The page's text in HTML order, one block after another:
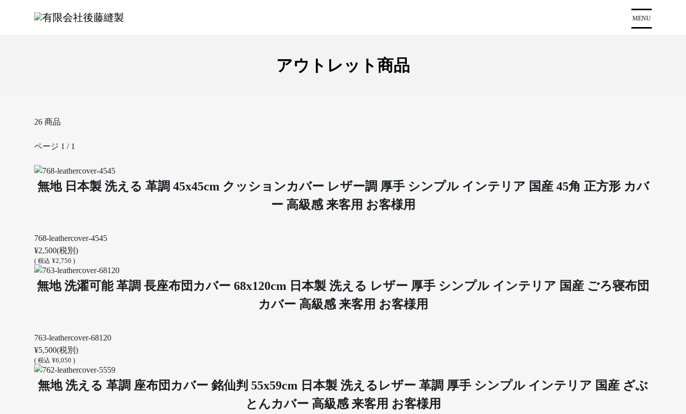
MENU
アウトレット商品
26 商品
ページ 1 / 1
無地 日本製 洗える 革調 45x45cm クッションカバー レザー調 厚手 シンプル インテリア 国産 45角 正方形 カバ
ー 高級感 来客用 お客様用
768-leathercover-4545
¥2,500(税別)
(税込 ¥2,750 )
無地 洗濯可能 革調 長座布団カバー 68x120cm 日本製 洗える レザー 厚手 シンプル インテリア 国産 ごろ寝布団
カバー 高級感 来客用 お客様用
763-leathercover-68120
¥5,500(税別)
(税込 ¥6,050 )
無地 洗える 革調 座布団カバー 銘仙判 55x59cm 日本製 洗えるレザー 革調 厚手 シンプル インテリア 国産 ざぶ
とんカバー 高級感 来客用 お客様用